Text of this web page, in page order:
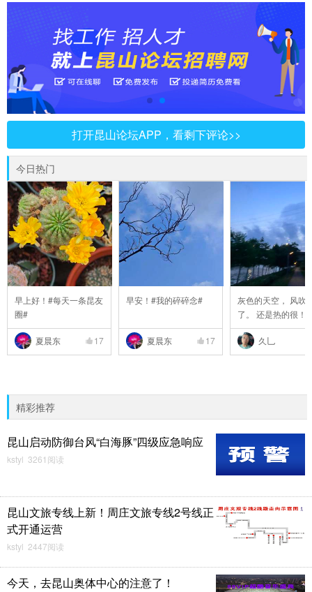
打开昆山论坛APP，看剩下评论>>
今日热门
早上好！#每天一条昆友
圈#
夏晨东 17
早安！#我的碎碎念#
夏晨东 17
灰色的天空， 风吹
了。 还是热的很！
久乚
精彩推荐
昆山启动防御台风“白海豚”四级应急响应
kstyl 3261阅读
昆山文旅专线上新！周庄文旅专线2号线正
式开通运营
kstyl 2447阅读
今天，去昆山奥体中心的注意了！